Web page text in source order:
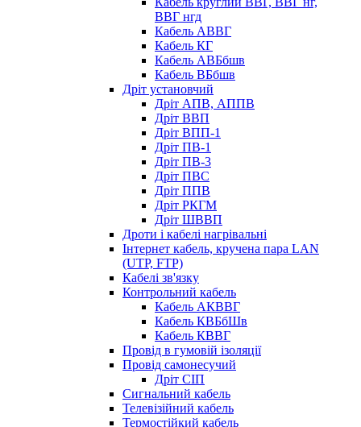
ВВГ нгд
Кабель АВВГ
Кабель КГ
Кабель АВБбшв
Кабель ВБбшв
Дріт установчий
Дріт АПВ, АППВ
Дріт ВВП
Дріт ВПП-1
Дріт ПВ-1
Дріт ПВ-3
Дріт ПВС
Дріт ППВ
Дріт РКГМ
Дріт ШВВП
Дроти і кабелі нагрівальні
Інтернет кабель, кручена пара LAN
(UTP, FTP)
Кабелі зв'язку
Контрольний кабель
Кабель АКВВГ
Кабель КВБбШв
Кабель КВВГ
Провід в гумовій ізоляції
Провід самонесучий
Дріт СІП
Сигнальний кабель
Телевізійний кабель
Термостійкий кабель